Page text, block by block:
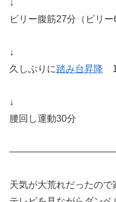
↓
ビリー腹筋27分（ビリー
↓
久しぶりに踏み台昇降 1
↓
腰回し運動30分
天気が大荒れだったので